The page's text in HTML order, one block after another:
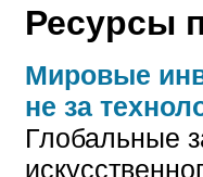
Ресурсы
Мировые
не за
Глобальные